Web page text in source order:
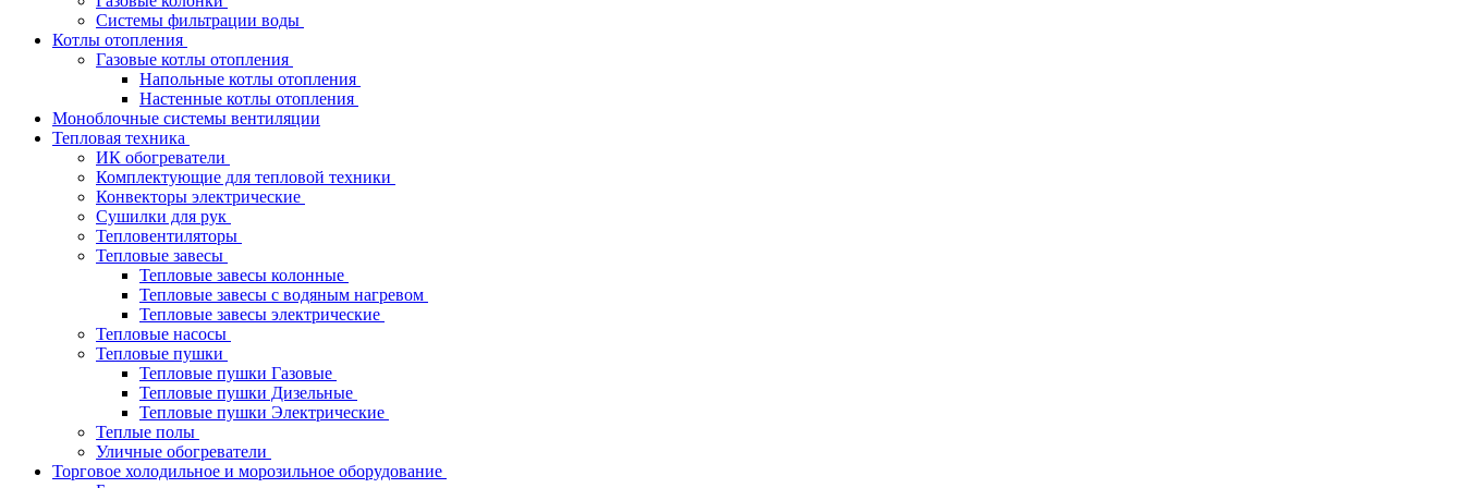
Системы фильтрации воды
Котлы отопления
Газовые котлы отопления
Напольные котлы отопления
Настенные котлы отопления
Моноблочные системы вентиляции
Тепловая техника
ИК обогреватели
Комплектующие для тепловой техники
Конвекторы электрические
Сушилки для рук
Тепловентиляторы
Тепловые завесы
Тепловые завесы колонные
Тепловые завесы с водяным нагревом
Тепловые завесы электрические
Тепловые насосы
Тепловые пушки
Тепловые пушки Газовые
Тепловые пушки Дизельные
Тепловые пушки Электрические
Теплые полы
Уличные обогреватели
Торговое холодильное и морозильное оборудование